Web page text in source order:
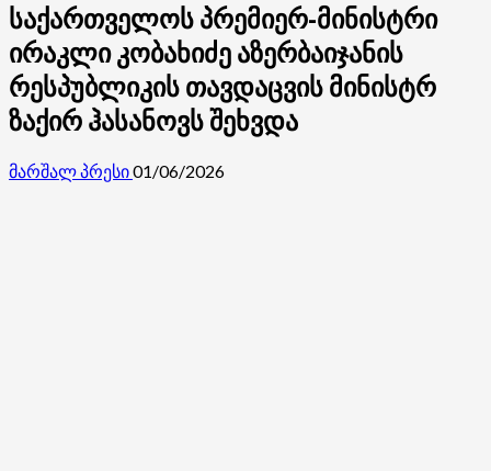
საქართველოს პრემიერ-მინისტრი
ირაკლი კობახიძე აზერბაიჯანის
რესპუბლიკის თავდაცვის მინისტრ
ზაქირ ჰასანოვს შეხვდა
მარშალ პრესი01/06/2026